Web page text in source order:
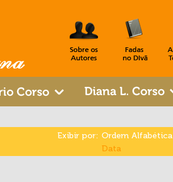
Exibir por: Ordem Alfabética
Data